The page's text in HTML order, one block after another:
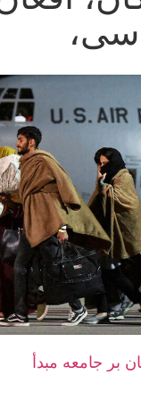
بر جامعه مبدأ